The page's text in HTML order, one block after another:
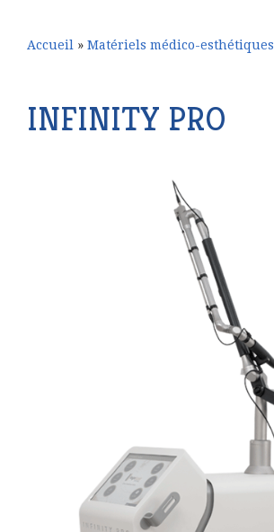
Accueil » Matériels médico-esthétiques
INFINITY PRO